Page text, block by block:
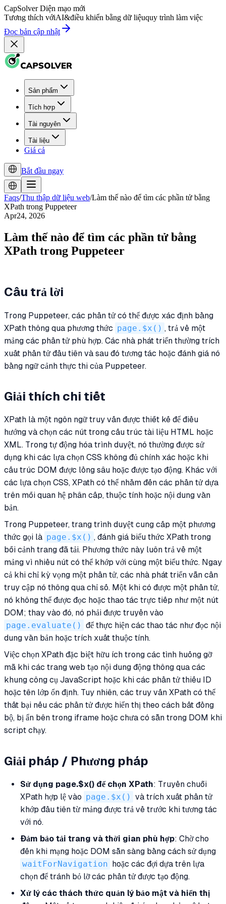
CapSolver Diện mạo mới
Tương thích vớiAI&điều khiển bằng dữ liệuquy trình làm việc
Đọc bản cập nhật
Sản phẩm
Tích hợp
Tài nguyên
Tài liệu
Giá cả
Bắt đầu ngay
Faqs/Thu thập dữ liệu web/Làm thế nào để tìm các phần tử bằng
XPath trong Puppeteer
Apr24, 2026
Làm thế nào để tìm các phần tử bằng
XPath trong Puppeteer
Câu trả lời
Trong Puppeteer, các phần tử có thể được xác định bằng
XPath thông qua phương thức page.$x() , trả về một
mảng các phần tử phù hợp. Các nhà phát triển thường trích
xuất phần tử đầu tiên và sau đó tương tác hoặc đánh giá nó
bằng ngữ cảnh thực thi của Puppeteer.
Giải thích chi tiết
XPath là một ngôn ngữ truy vấn được thiết kế để điều
hướng và chọn các nút trong cấu trúc tài liệu HTML hoặc
XML. Trong tự động hóa trình duyệt, nó thường được sử
dụng khi các lựa chọn CSS không đủ chính xác hoặc khi
cấu trúc DOM được lồng sâu hoặc được tạo động. Khác với
các lựa chọn CSS, XPath có thể nhắm đến các phần tử dựa
trên mối quan hệ phân cấp, thuộc tính hoặc nội dung văn
bản.
Trong Puppeteer, trang trình duyệt cung cấp một phương
thức gọi là page.$x() , đánh giá biểu thức XPath trong
bối cảnh trang đã tải. Phương thức này luôn trả về một
mảng vì nhiều nút có thể khớp với cùng một biểu thức. Ngay
cả khi chỉ kỳ vọng một phần tử, các nhà phát triển vẫn cần
truy cập nó thông qua chỉ số. Một khi có được một phần tử,
nó không thể được đọc hoặc thao tác trực tiếp như một nút
DOM; thay vào đó, nó phải được truyền vào
page.evaluate() để thực hiện các thao tác như đọc nội
dung văn bản hoặc trích xuất thuộc tính.
Việc chọn XPath đặc biệt hữu ích trong các tình huống gỡ
mã khi các trang web tạo nội dung động thông qua các
khung công cụ JavaScript hoặc khi các phần tử thiếu ID
hoặc tên lớp ổn định. Tuy nhiên, các truy vấn XPath có thể
thất bại nếu các phần tử được hiển thị theo cách bất đồng
bộ, bị ẩn bên trong iframe hoặc chưa có sẵn trong DOM khi
script chạy.
Giải pháp / Phương pháp
Sử dụng page.$x() để chọn XPath: Truyền chuỗi
XPath hợp lệ vào page.$x() và trích xuất phần tử
khớp đầu tiên từ mảng được trả về trước khi tương tác
với nó.
Đảm bảo tải trang và thời gian phù hợp: Chờ cho
đến khi mạng hoặc DOM sẵn sàng bằng cách sử dụng
waitForNavigation
hoặc các đợi dựa trên lựa
chọn để tránh bỏ lỡ các phần tử được tạo động.
Xử lý các thách thức quản lý bảo mật và hiển thị